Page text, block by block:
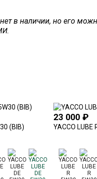
нет в наличии, но его
(BIB)
23 000 ₽
YACCO LUBE